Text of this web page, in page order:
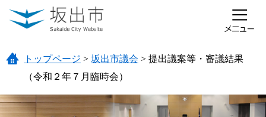
ページの先頭です。
メニューを飛ばして本文へ
トップページ > 坂出市議会 > 提出議案等・審議結果
（令和２年７月臨時会）